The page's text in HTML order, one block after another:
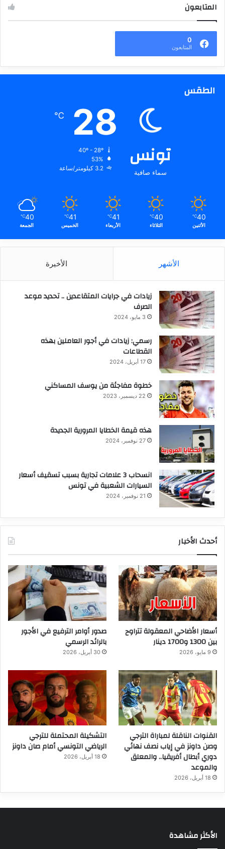
المتابعون
0
المتابعون
الطقس
تونس
سماء صافية
28
℃
53%
3.2 كيلومتر/ساعة
40
℃
الأثنين
40
℃
الثلاثاء
41
℃
الأربعاء
41
℃
الخميس
40
℃
الجمعة
الأشهر الأخيرة
زيادات في جرايات المتقاعدين .. تحديد موعد
الصرف
3 مايو، 2024
رسمي: زيادات في أجور العاملين بهذه
القطاعات
17 أبريل، 2024
خطوة مفاجئة من يوسف المساكني
22 ديسمبر، 2023
هذه قيمة الخطايا المرورية الجديدة
27 نوفمبر، 2024
انسحاب 3 علامات تجارية بسبب تسقيف أسعار
السيارات الشعبية في تونس
21 نوفمبر، 2024
أحدث الأخبار
أسعار الأضاحي المعقولة تتراوح
بين 1300 و1700 دينار
9 مايو، 2026
صدور أوامر الترفيع في الأجور
بالرائد الرسمي
30 أبريل، 2026
القنوات الناقلة لمباراة الترجي
وصن داونز في إياب نصف نهائي
دوري أبطال أفريقيا.. والمعلق
والموعد
18 أبريل، 2026
التشكيلة المحتملة للترجي
الرياضي التونسي أمام صان داونز
18 أبريل، 2026
الأكثر مشاهدة